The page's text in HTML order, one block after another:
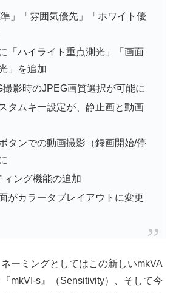
」「雰囲気優先」「ホワイト優
「ハイライト重点測光」「画面
」を追加
撮影時のJPEG画質選択が可能に
タムキー設定が、静止画と動画
タンでの動画撮影（録画開始/停
ィング機能の追加
がカラータブレイアウトに変更
ーミングとしてはこの新しいmkVA
mkVI-s』（Sensitivity）、そして今